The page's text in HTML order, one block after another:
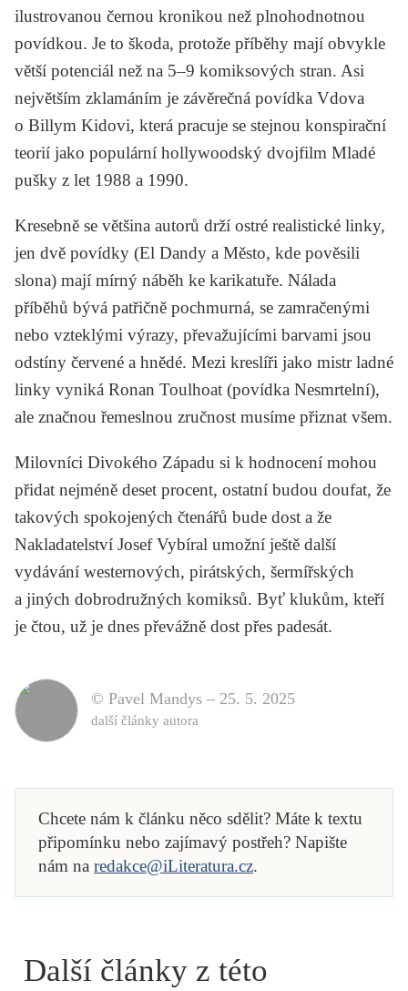
ilustrovanou černou kronikou než plnohodnotnou
povídkou. Je to škoda, protože příběhy mají obvykle
větší potenciál než na 5–9 komiksových stran. Asi
největším zklamáním je závěrečná povídka Vdova
o Billym Kidovi, která pracuje se stejnou konspirační
teorií jako populární hollywoodský dvojfilm Mladé
pušky z let 1988 a 1990.
Kresebně se většina autorů drží ostré realistické linky,
jen dvě povídky (El Dandy a Město, kde pověsili
slona) mají mírný náběh ke karikatuře. Nálada
příběhů bývá patřičně pochmurná, se zamračenými
nebo vzteklými výrazy, převažujícími barvami jsou
odstíny červené a hnědé. Mezi kreslíři jako mistr ladné
linky vyniká Ronan Toulhoat (povídka Nesmrtelní),
ale značnou řemeslnou zručnost musíme přiznat všem.
Milovníci Divokého Západu si k hodnocení mohou
přidat nejméně deset procent, ostatní budou doufat, že
takových spokojených čtenářů bude dost a že
Nakladatelství Josef Vybíral umožní ještě další
vydávání westernových, pirátských, šermířských
a jiných dobrodružných komiksů. Byť klukům, kteří
je čtou, už je dnes převážně dost přes padesát.
© Pavel Mandys – 25. 5. 2025
další články autora
Chcete nám k článku něco sdělit? Máte k textu
připomínku nebo zajímavý postřeh? Napište
nám na redakce@iLiteratura.cz.
Další články z této